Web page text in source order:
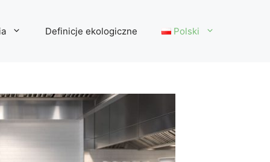
Definicje ekologiczne Polski